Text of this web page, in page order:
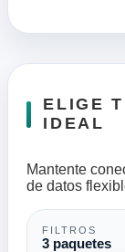
ELIGE
IDEAL
Mantente
de datos
FILTROS
3 paquetes